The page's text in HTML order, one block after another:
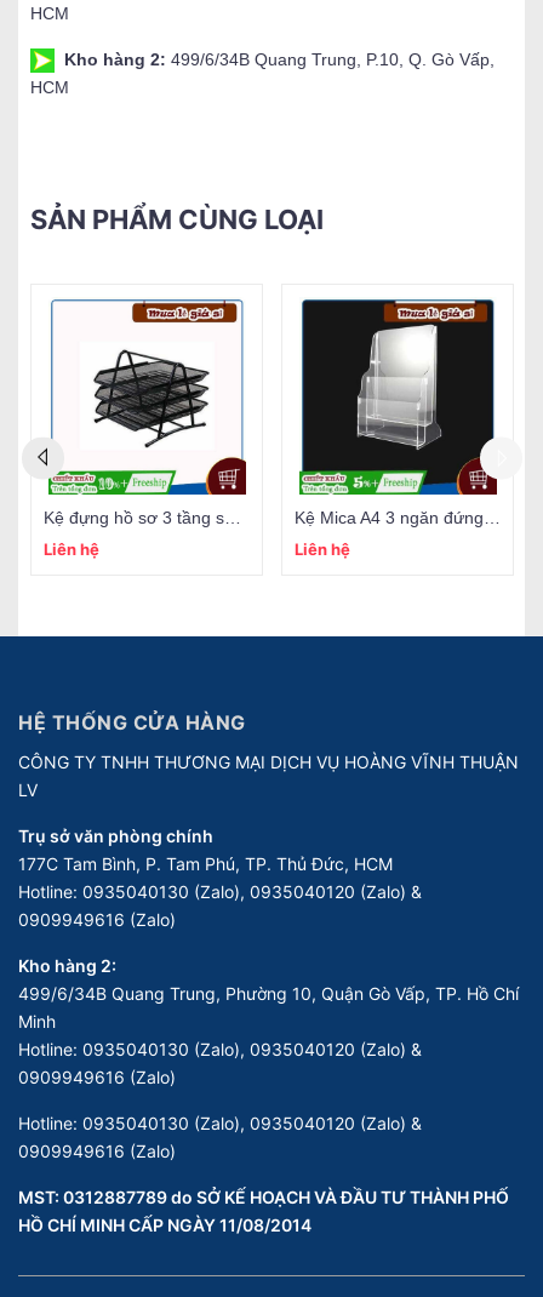
HCM
Kho hàng 2: 499/6/34B Quang Trung, P.10, Q. Gò Vấp,
HCM
SẢN PHẨM CÙNG LOẠI
Liên hệ
Liên hệ
HỆ THỐNG CỬA HÀNG
CÔNG TY TNHH THƯƠNG MẠI DỊCH VỤ HOÀNG VĨNH THUẬN
LV
Trụ sở văn phòng chính
177C Tam Bình, P. Tam Phú, TP. Thủ Đức, HCM
Hotline: 0935040130 (Zalo), 0935040120 (Zalo) &
0909949616 (Zalo)
Kho hàng 2:
499/6/34B Quang Trung, Phường 10, Quận Gò Vấp, TP. Hồ Chí
Minh
Hotline: 0935040130 (Zalo), 0935040120 (Zalo) &
0909949616 (Zalo)
Hotline: 0935040130 (Zalo), 0935040120 (Zalo) &
0909949616 (Zalo)
MST: 0312887789 do SỞ KẾ HOẠCH VÀ ĐẦU TƯ THÀNH PHỐ
HỒ CHÍ MINH CẤP NGÀY 11/08/2014